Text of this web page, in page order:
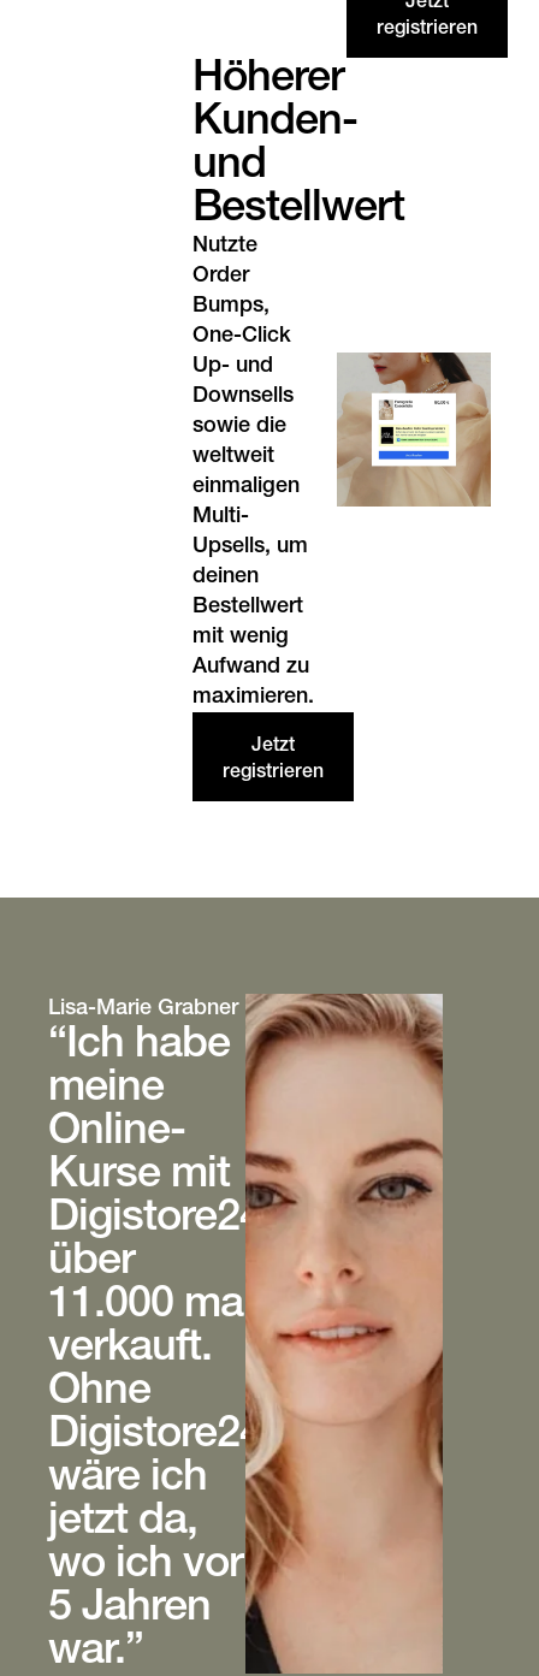
registrieren
Höherer
Kunden-
und
Bestellwert
Nutzte
Order
Bumps,
One-Click
Up- und
Downsells
sowie die
weltweit
einmaligen
Multi-
Upsells, um
deinen
Bestellwert
mit wenig
Aufwand zu
maximieren.
Jetzt
registrieren
Lisa-Marie Grabner LIMA.ROCKS
“Ich habe
meine
Online-
Kurse mit
Digistore24
über
11.000 mal
verkauft.
Ohne
Digistore24
wäre ich
jetzt da,
wo ich vor
5 Jahren
war.”